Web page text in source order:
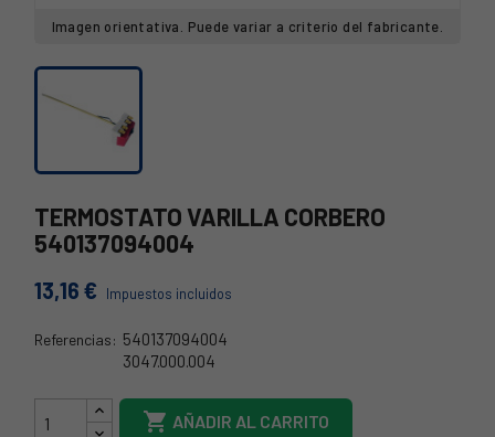
Imagen orientativa. Puede variar a criterio del fabricante.
TERMOSTATO VARILLA CORBERO
540137094004
13,16 € Impuestos incluidos
Referencias: 540137094004
3047.000.004
 AÑADIR AL CARRITO